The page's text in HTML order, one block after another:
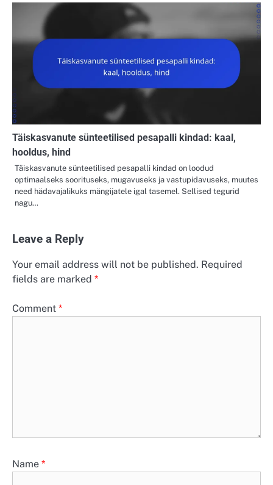
Täiskasvanute sünteetilised pesapalli kindad: kaal,
hooldus, hind
Täiskasvanute sünteetilised pesapalli kindad on loodud
optimaalseks soorituseks, mugavuseks ja vastupidavuseks, muutes
need hädavajalikuks mängijatele igal tasemel. Sellised tegurid
nagu…
Leave a Reply
Your email address will not be published. Required
fields are marked *
Comment *
Name *